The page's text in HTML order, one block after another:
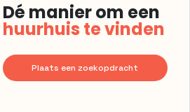
Dé manier om een
huurhuis te vinden
Plaats een zoekopdracht